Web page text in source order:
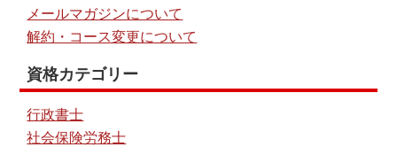
メールマガジンについて
解約・コース変更について
資格カテゴリー
行政書士
社会保険労務士